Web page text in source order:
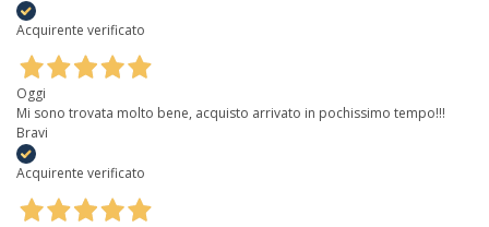
Acquirente verificato
Oggi
Mi sono trovata molto bene, acquisto arrivato in pochissimo tempo!!!
Bravi
Acquirente verificato